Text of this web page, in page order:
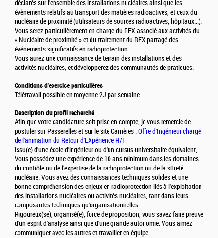
déclarés sur l'ensemble des installations nucléaires ainsi que les
évènements relatifs au transport des matières radioactives, et ceux du
nucléaire de proximité (utilisateurs de sources radioactives, hôpitaux...).
Vous serez particulièrement en charge du REX associé aux activités du
« Nucléaire de proximité » et du traitement du REX partagé des
événements significatifs en radioprotection.
Vous aurez une connaissance de terrain des installations et des
activités nucléaires, et développerez des communautés de pratiques.
Conditions d'exercice particulières
Télétravail possible en moyenne 2J par semaine.
Description du profil recherché
Afin que votre candidature soit prise en compte, je vous remercie de
postuler sur Passerelles et sur le site Carrières :Offre d'Ingénieur chargé
de l'animation du Retour d'EXpérience H/F
Issu(e) d'une école d'ingénieur ou d'un cursus universitaire équivalent,
Vous possédez une expérience de 10 ans minimum dans les domaines
du contrôle ou de l’expertise de la radioprotection ou de la sûreté
nucléaire. Vous avez des connaissances techniques solides et une
bonne compréhension des enjeux en radioprotection liés à l'exploitation
des installations nucléaires ou activités nucléaires, tant dans leurs
composantes techniques qu'organisationnelles.
Rigoureux(se), organisé(e), force de proposition, vous savez faire preuve
d'un esprit d'analyse ainsi que d'une grande autonomie. Vous aimez
communiquer avec les autres et travailler en équipe.